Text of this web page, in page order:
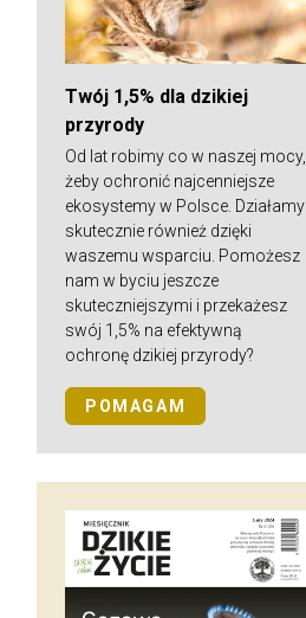
Twój 1,5% dla dzikiej
przyrody
Od lat robimy co w naszej mocy,
żeby ochronić najcenniejsze
ekosystemy w Polsce. Działamy
skutecznie również dzięki
waszemu wsparciu. Pomożesz
nam w byciu jeszcze
skuteczniejszymi i przekażesz
swój 1,5% na efektywną
ochronę dzikiej przyrody?
POMAGAM